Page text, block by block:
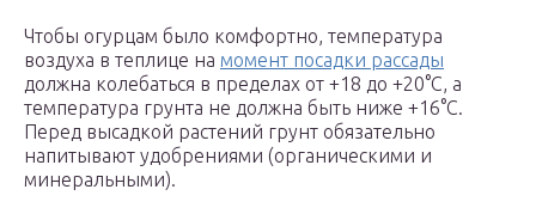
Чтобы огурцам было комфортно, температура
воздуха в теплице на момент посадки рассады
должна колебаться в пределах от +18 до +20°C, а
температура грунта не должна быть ниже +16°C.
Перед высадкой растений грунт обязательно
напитывают удобрениями (органическими и
минеральными).